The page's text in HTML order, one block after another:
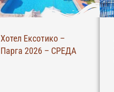
Хотел Ексотико –
Парга 2026 – СРЕДА